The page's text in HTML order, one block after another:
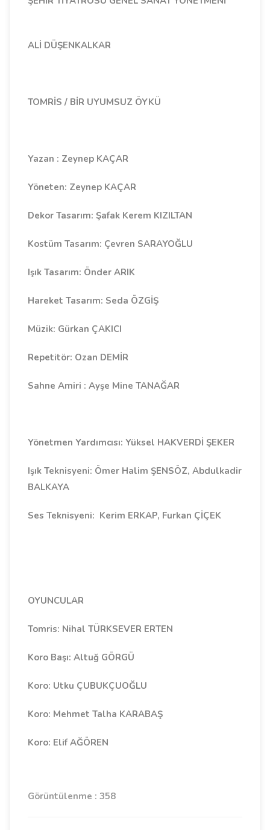
ALİ DÜŞENKALKAR
TOMRİS / BİR UYUMSUZ ÖYKÜ
Yazan : Zeynep KAÇAR
Yöneten: Zeynep KAÇAR
Dekor Tasarım: Şafak Kerem KIZILTAN
Kostüm Tasarım: Çevren SARAYOĞLU
Işık Tasarım: Önder ARIK
Hareket Tasarım: Seda ÖZGİŞ
Müzik: Gürkan ÇAKICI
Repetitör: Ozan DEMİR
Sahne Amiri : Ayşe Mine TANAĞAR
Yönetmen Yardımcısı: Yüksel HAKVERDİ ŞEKER
Işık Teknisyeni: Ömer Halim ŞENSÖZ, Abdulkadir
BALKAYA
Ses Teknisyeni: Kerim ERKAP, Furkan ÇİÇEK
OYUNCULAR
Tomris: Nihal TÜRKSEVER ERTEN
Koro Başı: Altuğ GÖRGÜ
Koro: Utku ÇUBUKÇUOĞLU
Koro: Mehmet Talha KARABAŞ
Koro: Elif AĞÖREN
Görüntülenme : 358